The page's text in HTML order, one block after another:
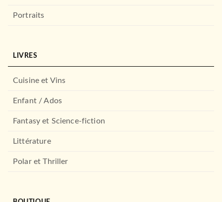
Portraits
LIVRES
Cuisine et Vins
Enfant / Ados
Fantasy et Science-fiction
Littérature
Polar et Thriller